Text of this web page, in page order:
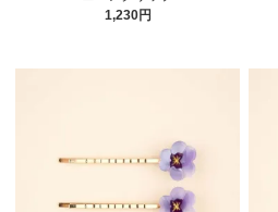
1,230円